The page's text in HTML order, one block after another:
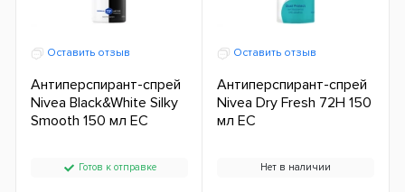
Оставить отзыв
Антиперспирант-спрей
Nivea Black&White Silky
Smooth 150 мл ЕС
Готов к отправке
Оставить отзыв
Антиперспирант-спрей
Nivea Dry Fresh 72H 150
мл ЕС
Нет в наличии